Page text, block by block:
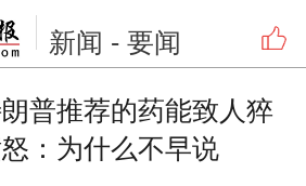
新闻 - 要闻
普推荐的药能致人猝
：为什么不早说